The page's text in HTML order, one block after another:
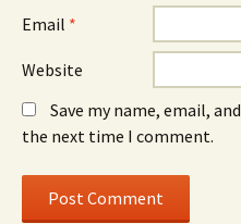
Email *
Website
Save my name, email,
the next time I comment.